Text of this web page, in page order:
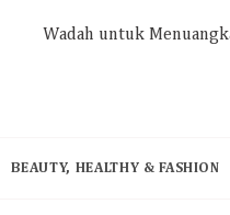
Wadah untuk
BEAUTY, HEALTHY & FASHION